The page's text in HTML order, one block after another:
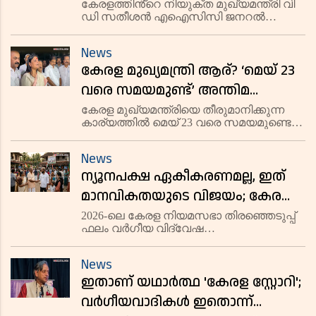
വേണുഗോപാലിനെ സന്ദർശിച്ച് വി
ഡി സതീശൻ
കേരളത്തിൻ്റെ നിയുക്ത മുഖ്യമന്ത്രി വി
ഡി സതീശൻ എഐസിസി ജനറൽ
ഭിന്നതകളുണ്ടെന്ന വാർത്തകൾ
ഇരുനേതാക്കളും നിഷേധിച്ചു.
News
കേരള മുഖ്യമന്ത്രി ആര്? ‘മെയ് 23
വരെ സമയമുണ്ട്’ അന്തിമ
തീരുമാനം ഖാർഗെയും രാഹുലും
കൈക്കൊള്ളുമെന്ന് ദീപ ദാസ്
മുൻഷി; പ്രകടനവും ബോർഡും
ഇനി വേണ്ടെന്ന് നേതാക്കൾ
കേരള മുഖ്യമന്ത്രിയെ തീരുമാനിക്കുന്ന
കാര്യത്തിൽ മെയ് 23 വരെ സമയമുണ്ടെന്ന്
ഖാർഗെയും രാഹുൽ ഗാന്ധിയും ചേർന്ന്
എംഎൽഎമാരുടെ അഭിപ്രായം
പരിഗണിച്ചാ
News
ന്യൂനപക്ഷ ഏകീകരണമല്ല, ഇത്
മാനവികതയുടെ വിജയം; കേരളം
വിദ്വേഷ രാഷ്ട്രീയത്തിന് നൽകിയ
മറുപടി
2026-ലെ കേരള നിയമസഭാ തിരഞ്ഞെടുപ്പ്
ഫലം വർഗീയ വിദ്വേഷ
സമുദായ നേതാക്കളുടെ ആഹ്വാനങ്ങളെ
തള്ളിക്കളഞ്ഞ് മതേതര മൂല്യങ്ങൾക്ക്
വോട്ടർമാർ മുൻഗണ
News
ഇതാണ് യഥാർത്ഥ 'കേരള സ്റ്റോറി';
വർഗീയവാദികൾ ഇതൊന്ന്